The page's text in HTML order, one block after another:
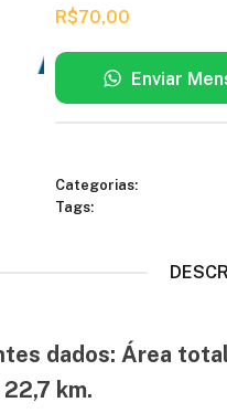
R$70,00
Enviar
Categorias:
Tags:
dados: Área
km.